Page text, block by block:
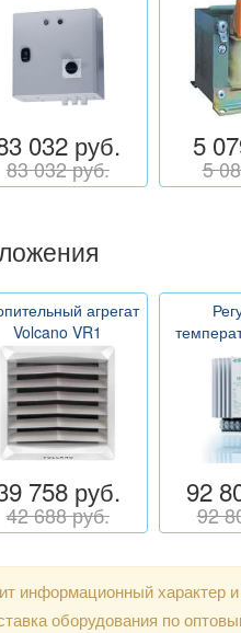
032 руб.
83 032 руб.
5
5
агрегат
Volcano VR1
758 руб.
42 688 руб.
92
92
информационный
оборудования по